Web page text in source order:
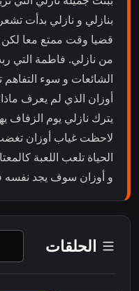
بنازلي و نازلي بدأت
قضيا وقت ممتع معا لكن
من نازلي. فاطمة التي
الشائعات و سوء التفاهم
أوزان الذي لم يعرف
يترك نازلي يوم الزفاف
لاحظت غياب أوزان تغضب
الحياة تلعب اللعبة
و أوزان سوف يجد نفسه
الحلقات